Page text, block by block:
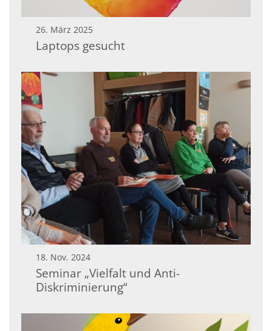
26. März 2025
Laptops gesucht
18. Nov. 2024
Seminar „Vielfalt und Anti-
Diskriminierung“